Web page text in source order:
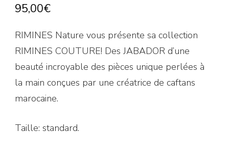
95,00€
RIMINES Nature vous présente sa collection
RIMINES COUTURE! Des JABADOR d’une
beauté incroyable des pièces unique perlées à
la main conçues par une créatrice de caftans
marocaine.
Taille: standard.